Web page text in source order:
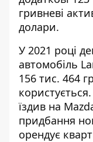
гривневі
долари.
У 2021 році
автомобіль
156 тис. 464
їздив на
придбання
орендує